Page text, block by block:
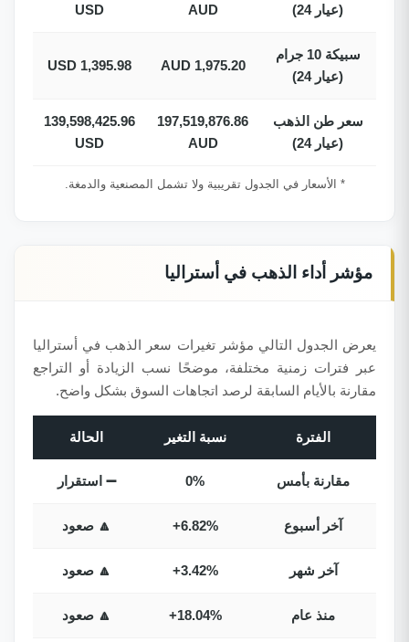
(عيار 24)
AUD
USD
سبيكة 10 جرام
(عيار 24)
1,975.20 AUD
1,395.98 USD
سعر طن الذهب
(عيار 24)
197,519,876.86
AUD
139,598,425.96
USD
* الأسعار في الجدول تقريبية ولا تشمل المصنعية والدمغة.
مؤشر أداء الذهب في أستراليا
يعرض الجدول التالي مؤشر تغيرات سعر الذهب في أستراليا
عبر فترات زمنية مختلفة، موضحًا نسب الزيادة أو التراجع
مقارنة بالأيام السابقة لرصد اتجاهات السوق بشكل واضح.
الفترة نسبة التغير الحالة
مقارنة بأمس 0% ➖ استقرار
آخر أسبوع +6.82% 🔼 صعود
آخر شهر +3.42% 🔼 صعود
منذ عام +18.04% 🔼 صعود